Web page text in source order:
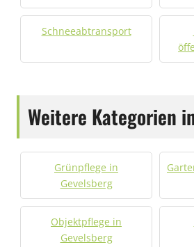
Schneeabtransport
Weitere Kategorien
Grünpflege in
Gevelsberg
Objektpflege in
Gevelsberg